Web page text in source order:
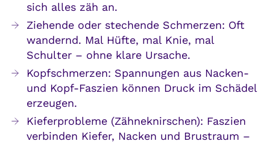
sich alles zäh an.
Ziehende oder stechende Schmerzen: Oft
wandernd. Mal Hüfte, mal Knie, mal
Schulter – ohne klare Ursache.
Kopfschmerzen: Spannungen aus Nacken-
und Kopf-Faszien können Druck im Schädel
erzeugen.
Kieferprobleme (Zähneknirschen): Faszien
verbinden Kiefer, Nacken und Brustraum –